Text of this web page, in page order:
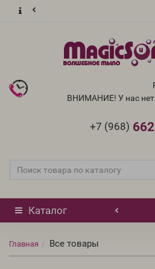
ВНИМАНИЕ! У нас нет
+7 (968)
Каталог
Главная Все товары